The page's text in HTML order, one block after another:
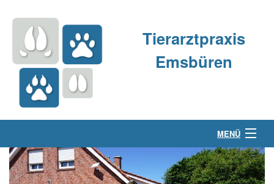
Tierarztpraxis
Emsbüren
MENÜ
Über uns